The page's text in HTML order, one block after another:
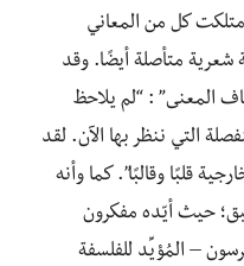
كل من المعاني
شعرية متأصلة أيضًا. وقد
المعنى” : “لم يلاحظ
التي ننظر بها الآن. لقد
قلبًا وقالبًا”. كما وأنه
حيث أيّده مفكرون
– المُؤيِّد للفلسفة